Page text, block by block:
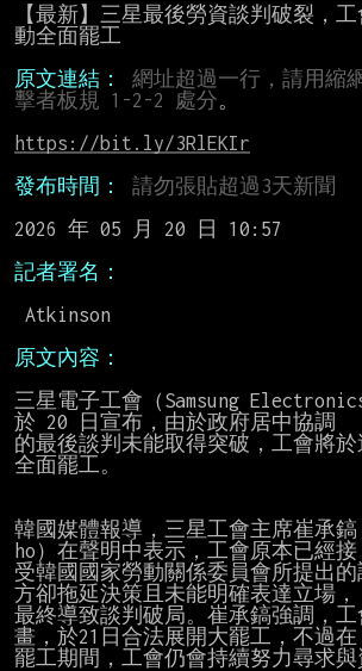
【最新】三星最後勞資談判破裂，
動全面罷工
原文連結：
網址超過一行，請用縮
擊者板規 1-2-2 處分。
https://bit.ly/3RlEKIr
發布時間：
請勿張貼超過3天新聞
2026 年 05 月 20 日 10:57
記者署名：
原文內容：
三星電子工會（Samsung
於 20 日宣布，由於政府居中協調
的最後談判未能取得突破，工會將
全面罷工。
韓國媒體報導，三星工會主席崔承鎬
ho）在聲明中表示，工會原本已經接
受韓國國家勞動關係委員會所提出
方卻拖延決策且未能明確表達立場，
最終導致談判破局。崔承鎬強調，
畫，於21日合法展開大罷工，不過在
罷工期間，工會仍會持續努力尋求與